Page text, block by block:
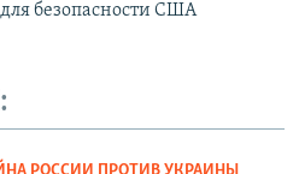
безопасности США